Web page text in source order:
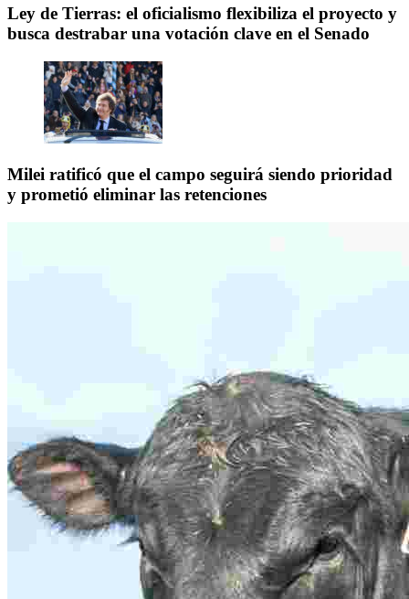
Ley de Tierras: el oficialismo flexibiliza el proyecto y
busca destrabar una votación clave en el Senado
Milei ratificó que el campo seguirá siendo prioridad
y prometió eliminar las retenciones